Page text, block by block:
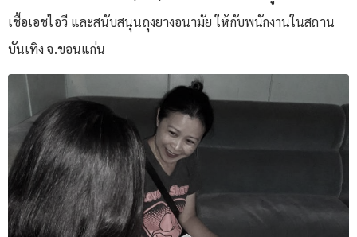
เชื้อเอชไอวี และสนับสนุนถุงยางอนามัย ให้กับพนักงานในสถาน
บันเทิง จ.ขอนแก่น